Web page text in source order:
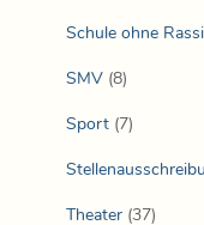
Schule ohne
SMV (8)
Sport (7)
Theater (37)